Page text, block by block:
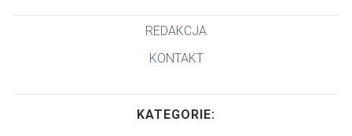
REDAKCJA
KONTAKT
KATEGORIE: